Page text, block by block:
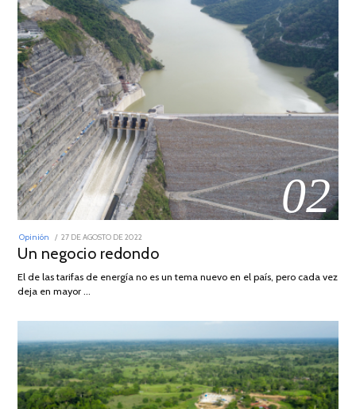
02
Opinión
POSTED
27 DE AGOSTO DE 2022
DE
AGOSTO
Un negocio redondo
El de las tarifas de energía no es un tema nuevo en el país, pero cada vez
deja en mayor …